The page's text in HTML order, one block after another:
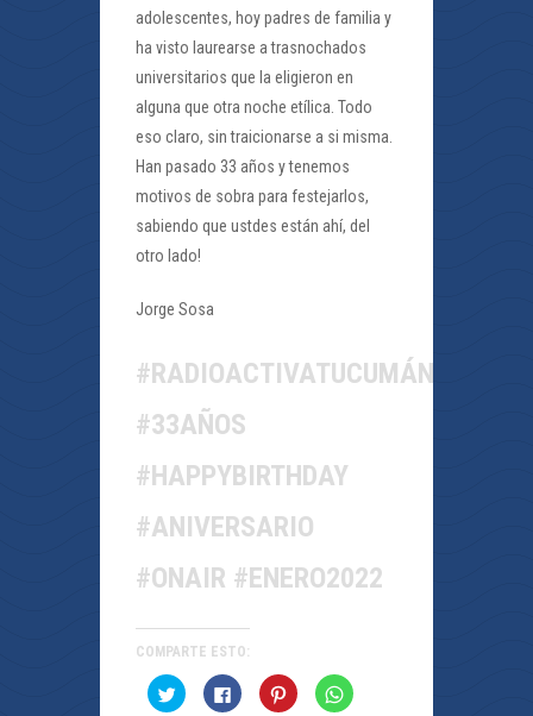
adolescentes, hoy padres de familia y
ha visto laurearse a trasnochados
universitarios que la eligieron en
alguna que otra noche etílica. Todo
eso claro, sin traicionarse a si misma.
Han pasado 33 años y tenemos
motivos de sobra para festejarlos,
sabiendo que ustdes están ahí, del
otro lado!
Jorge Sosa
#RADIOACTIVATUCUMÁN
#33AÑOS
#HAPPYBIRTHDAY
#ANIVERSARIO
#ONAIR #ENERO2022
COMPARTE ESTO:
Haz
clic
Haz
clic
Haz
clic
Haz
clic